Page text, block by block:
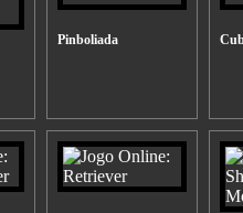
Pinboliada